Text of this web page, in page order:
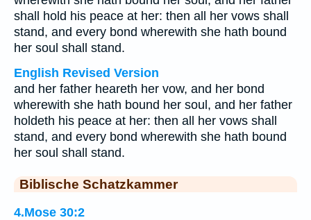
shall hold his peace at her: then all her vows shall
stand, and every bond wherewith she hath bound
her soul shall stand.
English Revised Version
and her father heareth her vow, and her bond
wherewith she hath bound her soul, and her father
holdeth his peace at her: then all her vows shall
stand, and every bond wherewith she hath bound
her soul shall stand.
Biblische Schatzkammer
4.Mose 30:2